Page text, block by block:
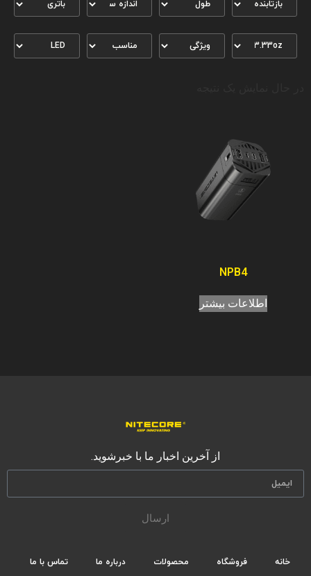
NPB4
اطلاعات بیشتر
از آخرین اخبار ما با خبرشوید.
ارسال
خانه فروشگاه محصولات درباره ما تماس با ما